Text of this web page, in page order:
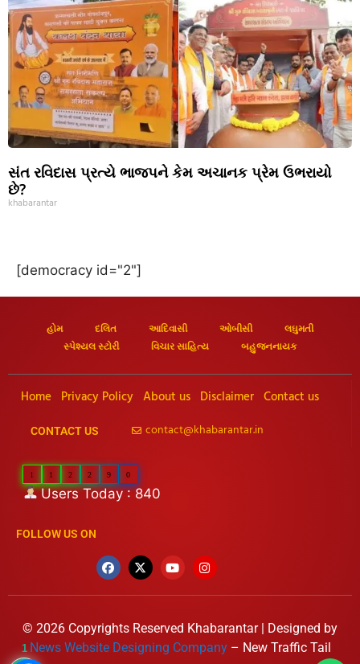
સંત રવિદાસ પ્રત્યે ભાજપને કેમ અચાનક પ્રેમ ઉભરાયો
છે?
khabarantar
[democracy id="2"]
હોમ દલિત આદિવાસી ઓબીસી
લઘુમતી
સ્પેશ્યલ સ્ટોરી
વિચાર સાહિત્ય બહુજનનાયક
Home Privacy Policy About us Disclaimer Contact us
CONTACT US contact@khabarantar.in
1 1 2 2 9 0
Users Today : 840
FOLLOW US ON
© 2026 Copyrights Reserved Khabarantar | Designed by
News Website Designing Company – New Traffic Tail
1